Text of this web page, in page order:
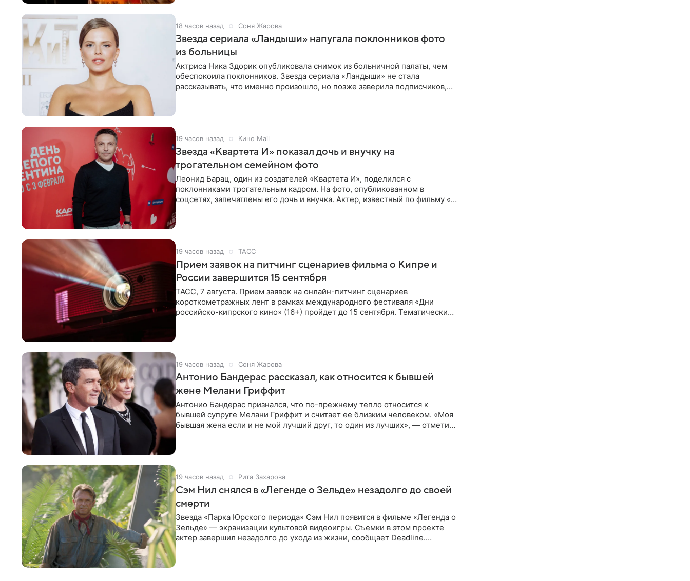
18 часов назад Соня Жарова
Звезда сериала «Ландыши» напугала поклонников фото
из больницы
Актриса Ника Здорик опубликовала снимок из больничной палаты, чем
обеспокоила поклонников. Звезда сериала «Ландыши» не стала
рассказывать, что именно произошло, но позже заверила подписчиков,
19 часов назад Кино Mail
Звезда «Квартета И» показал дочь и внучку на
трогательном семейном фото
Леонид Барац, один из создателей «Квартета И», поделился с
поклонниками трогательным кадром. На фото, опубликованном в
соцсетях, запечатлены его дочь и внучка. Актер, известный по фильму «О
19 часов назад ТАСС
Прием заявок на питчинг сценариев фильма о Кипре и
России завершится 15 сентября
ТАСС, 7 августа. Прием заявок на онлайн-питчинг сценариев
короткометражных лент в рамках международного фестиваля «Дни
российско-кипрского кино» (16+) пройдет до 15 сентября. Тематически
19 часов назад Соня Жарова
Антонио Бандерас рассказал, как относится к бывшей
жене Мелани Гриффит
Антонио Бандерас признался, что по-прежнему тепло относится к
бывшей супруге Мелани Гриффит и считает ее близким человеком. «Моя
бывшая жена если и не мой лучший друг, то один из лучших», — отметил
19 часов назад Рита Захарова
Сэм Нил снялся в «Легенде о Зельде» незадолго до своей
смерти
Звезда «Парка Юрского периода» Сэм Нил появится в фильме «Легенда о
Зельде» — экранизации культовой видеоигры. Съемки в этом проекте
актер завершил незадолго до ухода из жизни, сообщает Deadline.